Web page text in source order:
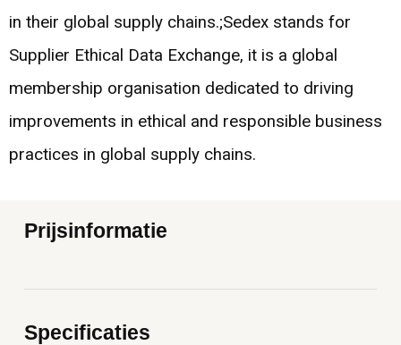
in their global supply chains.;Sedex stands for
Supplier Ethical Data Exchange, it is a global
membership organisation dedicated to driving
improvements in ethical and responsible business
practices in global supply chains.
Prijsinformatie
Specificaties